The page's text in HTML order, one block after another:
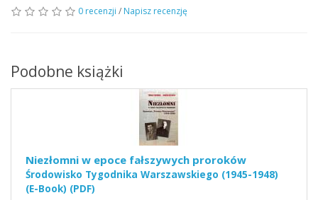
0 recenzji / Napisz recenzję
Podobne książki
Niezłomni w epoce fałszywych proroków
Środowisko Tygodnika Warszawskiego (1945-1948)
(E-Book) (PDF)